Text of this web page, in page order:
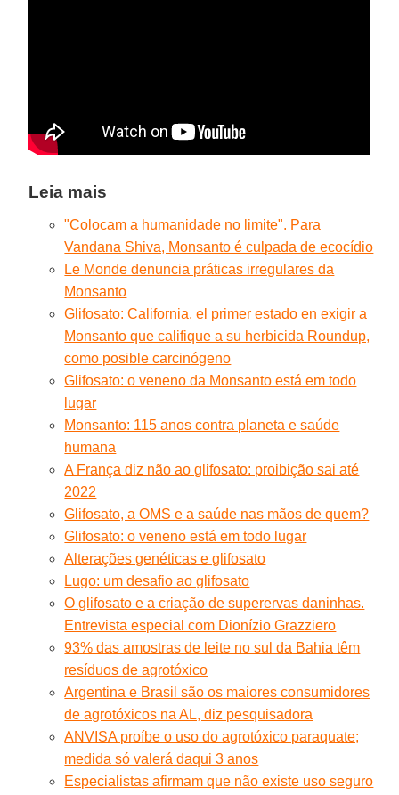
Leia mais
"Colocam a humanidade no limite". Para
Vandana Shiva, Monsanto é culpada de ecocídio
Le Monde denuncia práticas irregulares da
Monsanto
Glifosato: California, el primer estado en exigir a
Monsanto que califique a su herbicida Roundup,
como posible carcinógeno
Glifosato: o veneno da Monsanto está em todo
lugar
Monsanto: 115 anos contra planeta e saúde
humana
A França diz não ao glifosato: proibição sai até
2022
Glifosato, a OMS e a saúde nas mãos de quem?
Glifosato: o veneno está em todo lugar
Alterações genéticas e glifosato
Lugo: um desafio ao glifosato
O glifosato e a criação de superervas daninhas.
Entrevista especial com Dionízio Grazziero
93% das amostras de leite no sul da Bahia têm
resíduos de agrotóxico
Argentina e Brasil são os maiores consumidores
de agrotóxicos na AL, diz pesquisadora
ANVISA proíbe o uso do agrotóxico paraquate;
medida só valerá daqui 3 anos
Especialistas afirmam que não existe uso seguro